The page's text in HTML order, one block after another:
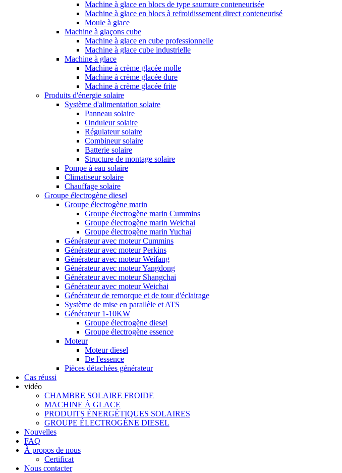
Machine à glace en blocs de type saumure conteneurisée
Machine à glace en blocs à refroidissement direct conteneurisé
Moule à glace
Machine à glaçons cube
Machine à glace en cube professionnelle
Machine à glace cube industrielle
Machine à glace
Machine à crème glacée molle
Machine à crème glacée dure
Machine à crème glacée frite
Produits d'énergie solaire
Système d'alimentation solaire
Panneau solaire
Onduleur solaire
Régulateur solaire
Combineur solaire
Batterie solaire
Structure de montage solaire
Pompe à eau solaire
Climatiseur solaire
Chauffage solaire
Groupe électrogène diesel
Groupe électrogène marin
Groupe électrogène marin Cummins
Groupe électrogène marin Weichai
Groupe électrogène marin Yuchai
Générateur avec moteur Cummins
Générateur avec moteur Perkins
Générateur avec moteur Weifang
Générateur avec moteur Yangdong
Générateur avec moteur Shangchai
Générateur avec moteur Weichai
Générateur de remorque et de tour d'éclairage
Système de mise en parallèle et ATS
Générateur 1-10KW
Groupe électrogène diesel
Groupe électrogène essence
Moteur
Moteur diesel
De l'essence
Pièces détachées générateur
Cas réussi
vidéo
CHAMBRE SOLAIRE FROIDE
MACHINE À GLACE
PRODUITS ÉNERGÉTIQUES SOLAIRES
GROUPE ÉLECTROGÈNE DIESEL
Nouvelles
FAQ
À propos de nous
Certificat
Nous contacter